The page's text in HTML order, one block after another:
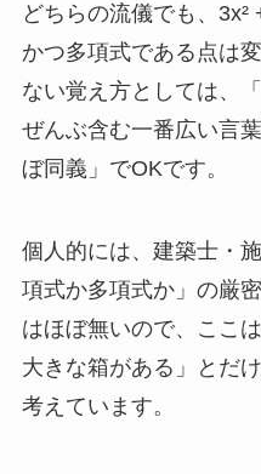
どちらの流儀でも、
かつ多項式である点は
ない覚え方としては、
ぜんぶ含む一番広い言
ぼ同義」でOKです。
個人的には、建築士・
項式か多項式か」の厳
はほぼ無いので、ここ
大きな箱がある」とだ
考えています。